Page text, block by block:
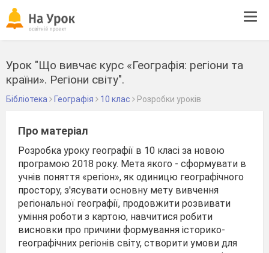
Урок "Що вивчає курс «Географія: регіони та
країни». Регіони світу".
Бібліотека Географія 10 клас Розробки уроків
Про матеріал
Розробка уроку географії в 10 класі за новою
програмою 2018 року. Мета якого - сформувати в
учнів поняття «регіон», як одиницю географічного
простору, з'ясувати основну мету вивчення
регіональної географії, продовжити розвивати
уміння роботи з картою, навчитися робити
висновки про причини формування історико-
географічних регіонів світу, створити умови для